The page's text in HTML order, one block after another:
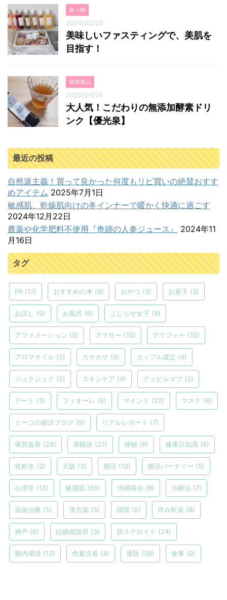
食べ物
2024/02/28
美味しいファスティングで、美肌を
目指す！
健康食品
2023/04/14
大人気！こだわりの無添加酵素ドリ
ンク【優光泉】
最近の投稿
自然派主義！買って良かった何度もリピ買いの絶賛おすす
めアイテム 2025年7月1日
敏感肌、乾燥肌向けの冬インナーで暖かく快適に過ごす
2024年12月22日
農薬や化学肥料不使用『奇跡の人参ジュース』
2024年11
月16日
タグ
PR (17) おすすめの本 (9) おやつ (3) お菓子 (3)
お試し (9) お風呂 (6) こじらせ女子 (9)
アファメーション (5) アラサー (10) アラフォー (10)
アロマオイル (3) カサカサ (9) カップル成立 (4)
ジュクジュク (2) スキンケア (4) デュピルマブ (2)
デート (3) フィオーレ (6) マインド (20) マスク (6)
ミーコの婚活ブログ (9) リアルレポート (7)
体質改善 (28) 体験談 (27) 便秘 (6) 健康豆知識 (6)
化粧水 (2) 大阪 (3) 婚活 (10) 婚活パーティー (5)
心理学 (13) 敏感肌 (65) 沖縄移住 (6) 治療法 (7)
温泉治療 (5) 漢方薬 (3) 病院 (5) 痒み対策 (8)
神戸 (6) 結婚相談所 (3) 脱ステロイド (24)
腸内環境 (12) 色素沈着 (4) 通販 (39) 食事 (9)